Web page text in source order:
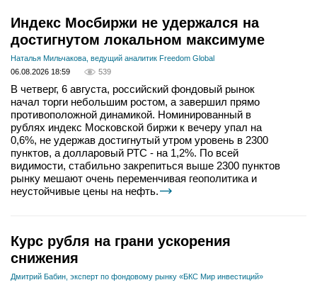
Индекс Мосбиржи не удержался на
достигнутом локальном максимуме
Наталья Мильчакова, ведущий аналитик Freedom Global
06.08.2026 18:59
539
В четверг, 6 августа, российский фондовый рынок
начал торги небольшим ростом, а завершил прямо
противоположной динамикой. Номинированный в
рублях индекс Московской биржи к вечеру упал на
0,6%, не удержав достигнутый утром уровень в 2300
пунктов, а долларовый РТС - на 1,2%. По всей
видимости, стабильно закрепиться выше 2300 пунктов
рынку мешают очень переменчивая геополитика и
неустойчивые цены на нефть.
Курс рубля на грани ускорения
снижения
Дмитрий Бабин, эксперт по фондовому рынку «БКС Мир инвестиций»